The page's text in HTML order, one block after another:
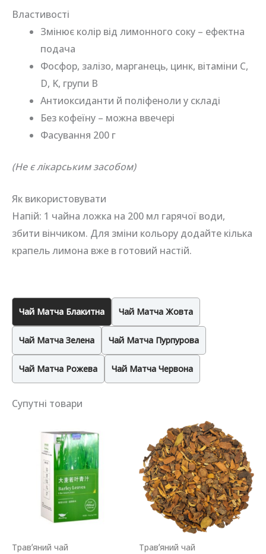
Властивості
Змінює колір від лимонного соку – ефектна
подача
Фосфор, залізо, марганець, цинк, вітаміни C,
D, K, групи B
Антиоксиданти й поліфеноли у складі
Без кофеїну – можна ввечері
Фасування 200 г
(Не є лікарським засобом)
Як використовувати
Напій: 1 чайна ложка на 200 мл гарячої води,
збити вінчиком. Для зміни кольору додайте кілька
крапель лимона вже в готовий настій.
Чай Матча Блакитна Чай Матча Жовта
Чай Матча Зелена Чай Матча Пурпурова
Чай Матча Рожева Чай Матча Червона
Супутні товари
Травʼяний чай Травʼяний чай